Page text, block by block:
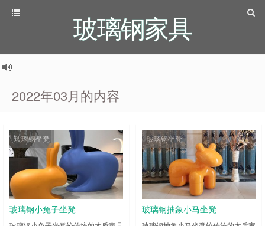
玻璃钢家具
2022年03月的内容
玻璃钢坐凳
玻璃钢小兔子坐凳
玻璃钢坐凳
玻璃钢抽象小马坐凳